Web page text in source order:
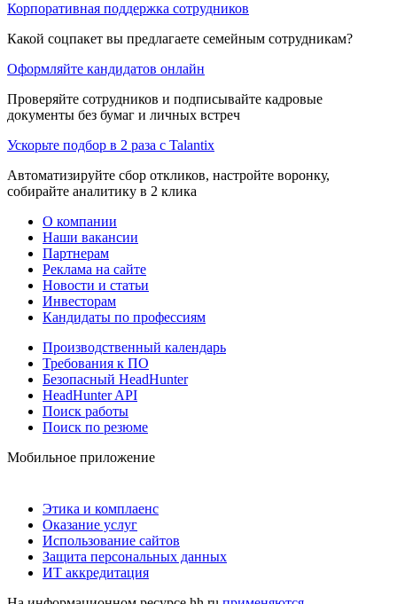
Корпоративная поддержка сотрудников
Какой соцпакет вы предлагаете семейным сотрудникам?
Оформляйте кандидатов онлайн
Проверяйте сотрудников и подписывайте кадровые
документы без бумаг и личных встреч
Ускорьте подбор в 2 раза с Talantix
Автоматизируйте сбор откликов, настройте воронку,
собирайте аналитику в 2 клика
О компании
Наши вакансии
Партнерам
Реклама на сайте
Новости и статьи
Инвесторам
Кандидаты по профессиям
Производственный календарь
Требования к ПО
Безопасный HeadHunter
HeadHunter API
Поиск работы
Поиск по резюме
Мобильное приложение
Этика и комплаенс
Оказание услуг
Использование сайтов
Защита персональных данных
ИТ аккредитация